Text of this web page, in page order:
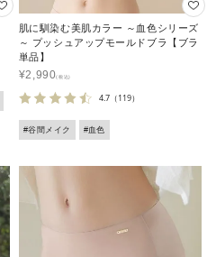
肌に馴染む美肌カラー ～血色シリーズ
～ プッシュアップモールドブラ【ブラ
単品】
¥2,990
4.7（119）
#谷間メイク #血色